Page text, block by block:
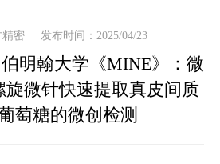
精密 发布时间：2025/04/23
明翰大学《MINE》：微
旋微针快速提取真皮间质
萄糖的微创检测